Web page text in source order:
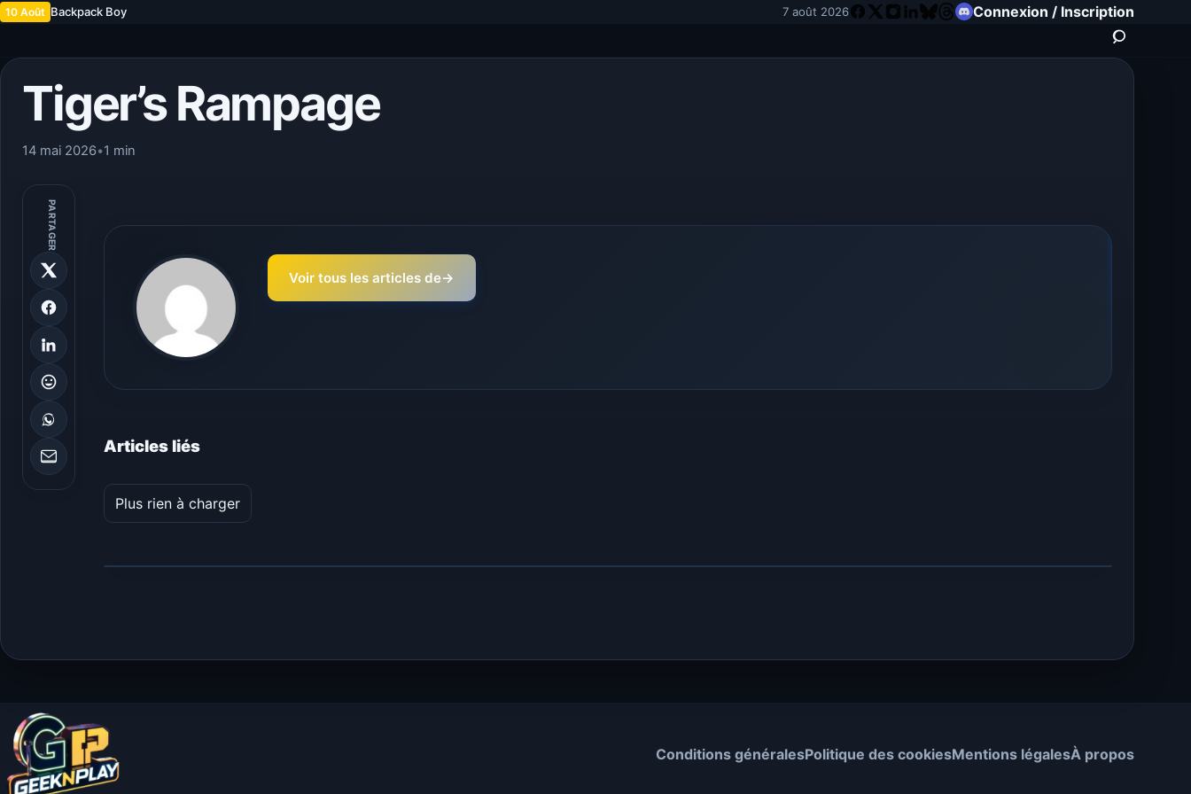
10 Août Backpack Boy 7 août 2026 Connexion / Inscription
Tiger’s Rampage
14 mai 2026•1 min
PARTAGER
Voir tous les articles de→
Articles liés
Plus rien à charger
Conditions généralesPolitique des cookiesMentions légalesÀ propos